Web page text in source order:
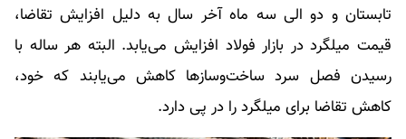
تابستان و دو الی سه ماه آخر سال به دلیل افزایش تقاضا،
قیمت میلگرد در بازار فولاد افزایش می‌یابد. البته هر ساله با
رسیدن فصل سرد ساخت‌و‌سازها کاهش می‌یابند که خود،
کاهش تقاضا برای میلگرد را در پی دارد.